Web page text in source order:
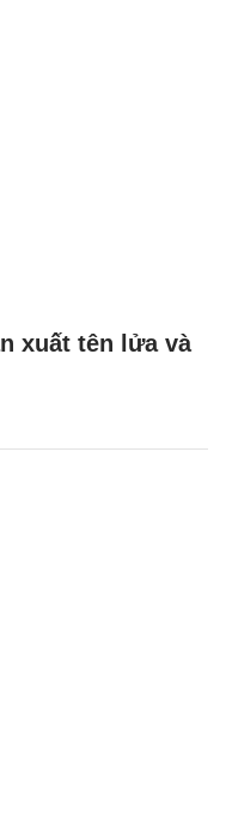
xuất tên lửa và